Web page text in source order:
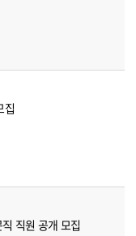
집
직원 공개 모집